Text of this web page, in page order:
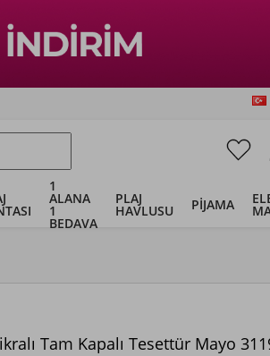
1
ALANA
1
BEDAVA
PLAJ
HAVLUSU PİJAMA
Tam Kapalı Tesettür Mayo